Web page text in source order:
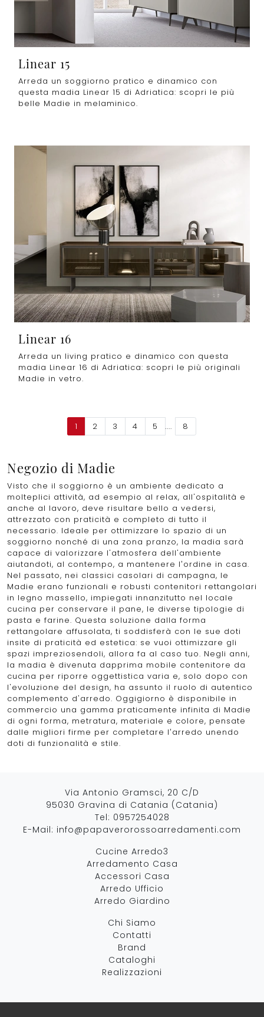
Linear 15
Arreda un soggiorno pratico e dinamico con
questa madia Linear 15 di Adriatica: scopri le più
belle Madie in melaminico.
Linear 16
Arreda un living pratico e dinamico con questa
madia Linear 16 di Adriatica: scopri le più originali
Madie in vetro.
1 2 3 4 5 .... 8
Negozio di Madie
Visto che il soggiorno è un ambiente dedicato a
molteplici attività, ad esempio al relax, all'ospitalità e
anche al lavoro, deve risultare bello a vedersi,
attrezzato con praticità e completo di tutto il
necessario. Ideale per ottimizzare lo spazio di un
soggiorno nonché di una zona pranzo, la madia sarà
capace di valorizzare l'atmosfera dell'ambiente
aiutandoti, al contempo, a mantenere l’ordine in casa.
Nel passato, nei classici casolari di campagna, le
Madie erano funzionali e robusti contenitori rettangolari
in legno massello, impiegati innanzitutto nel locale
cucina per conservare il pane, le diverse tipologie di
pasta e farine. Questa soluzione dalla forma
rettangolare affusolata, ti soddisferà con le sue doti
insite di praticità ed estetica: se vuoi ottimizzare gli
spazi impreziosendoli, allora fa al caso tuo. Negli anni,
la madia è divenuta dapprima mobile contenitore da
cucina per riporre oggettistica varia e, solo dopo con
l'evoluzione del design, ha assunto il ruolo di autentico
complemento d'arredo. Oggigiorno è disponibile in
commercio una gamma praticamente infinita di Madie
di ogni forma, metratura, materiale e colore, pensate
dalle migliori firme per completare l’arredo unendo
doti di funzionalità e stile.
Via Antonio Gramsci, 20 C/D
95030 Gravina di Catania (Catania)
Tel: 0957254028
E-Mail: info@papaverorossoarredamenti.com
Cucine Arredo3
Arredamento Casa
Accessori Casa
Arredo Ufficio
Arredo Giardino
Chi Siamo
Contatti
Brand
Cataloghi
Realizzazioni